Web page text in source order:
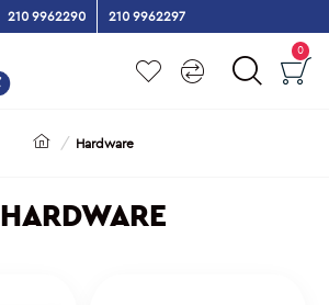
210 9962290 210 9962297
0
Hardware
HARDWARE